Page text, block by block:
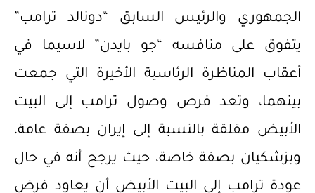
الجمهوري والرئيس السابق “دونالد ترامب”
يتفوق على منافسه “جو بايدن” لاسيما في
أعقاب المناظرة الرئاسية الأخيرة التي جمعت
بينهما، وتعد فرص وصول ترامب إلى البيت
الأبيض مقلقة بالنسبة إلى إيران بصفة عامة،
وبزشكيان بصفة خاصة، حيث يرجح أنه في حال
عودة ترامب إلى البيت الأبيض أن يعاود فرض